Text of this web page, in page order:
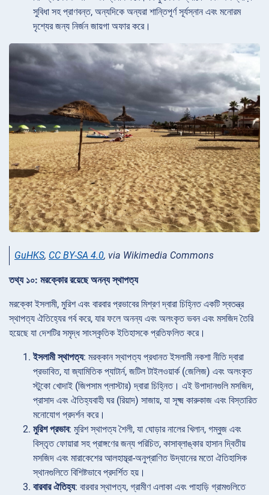
সুবিধা সহ প্রাণবন্ত, অন্যদিকে অন্যরা শান্তিপূর্ণ সূর্যস্নান এবং মনোরম
দৃশ্যের জন্য নির্জন জায়গা অফার করে।
GuHKS, CC BY-SA 4.0, via Wikimedia Commons
তথ্য ১০: মরক্কোর রয়েছে অনন্য স্থাপত্য
মরক্কো ইসলামী, মুরিশ এবং বারবার প্রভাবের মিশ্রণ দ্বারা চিহ্নিত একটি স্বতন্ত্র
স্থাপত্য ঐতিহ্যের গর্ব করে, যার ফলে অনন্য এবং অলংকৃত ভবন এবং মসজিদ তৈরি
হয়েছে যা দেশটির সমৃদ্ধ সাংস্কৃতিক ইতিহাসকে প্রতিফলিত করে।
ইসলামী স্থাপত্য: মরক্কান স্থাপত্য প্রধানত ইসলামী নকশা নীতি দ্বারা
প্রভাবিত, যা জ্যামিতিক প্যাটার্ন, জটিল টাইলওয়ার্ক (জেলিজ) এবং অলংকৃত
স্টুকো খোদাই (জিপসাম প্লাস্টার) দ্বারা চিহ্নিত। এই উপাদানগুলি মসজিদ,
প্রাসাদ এবং ঐতিহ্যবাহী ঘর (রিয়াদ) সাজায়, যা সূক্ষ্ম কারুকাজ এবং বিস্তারিত
মনোযোগ প্রদর্শন করে।
মুরিশ প্রভাব: মুরিশ স্থাপত্য শৈলী, যা ঘোড়ার নালের খিলান, গম্বুজ এবং
বিস্তৃত ফোয়ারা সহ প্রাঙ্গণের জন্য পরিচিত, কাসাব্লাঙ্কার হাসান দ্বিতীয়
মসজিদ এবং মারাকেশের আলহাম্ব্রা-অনুপ্রাণিত উদ্যানের মতো ঐতিহাসিক
স্থানগুলিতে বিশিষ্টভাবে প্রদর্শিত হয়।
বারবার ঐতিহ্য: বারবার স্থাপত্য, গ্রামীণ এলাকা এবং পাহাড়ি গ্রামগুলিতে